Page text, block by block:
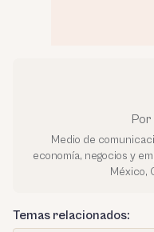
Por
Medio de
economía, negocios y
México,
Temas relacionados: